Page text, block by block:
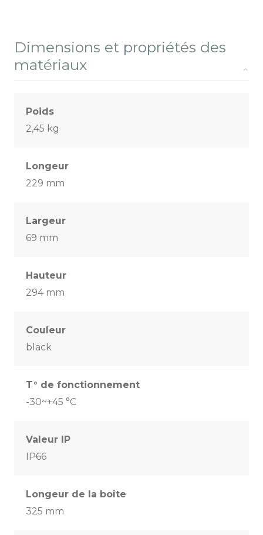
Dimensions et propriétés des
matériaux
Poids
2,45 kg
Longeur
229 mm
Largeur
69 mm
Hauteur
294 mm
Couleur
black
T° de fonctionnement
-30~+45 °C
Valeur IP
IP66
Longeur de la boîte
325 mm